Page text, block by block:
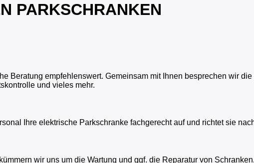
PARKSCHRANKEN
Beratung empfehlenswert. Gemeinsam mit Ihnen besprechen wir
und vieles mehr.
Ihre elektrische Parkschranke fachgerecht auf und richtet sie
wir uns um die Wartung und ggf. die Reparatur von